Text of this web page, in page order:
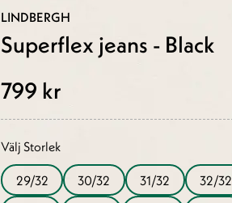
LINDBERGH
Superflex jeans - Black
799 kr
Välj Storlek
29/32 30/32 31/32 32/32